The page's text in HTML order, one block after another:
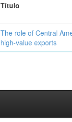
Título
The role of Central
high-value exports